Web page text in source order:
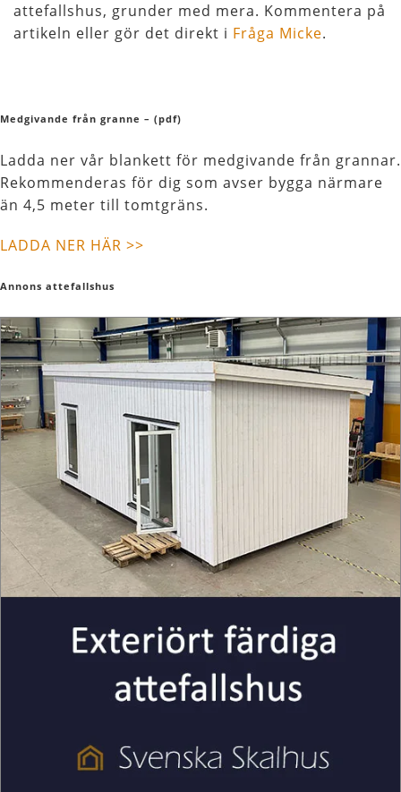
attefallshus, grunder med mera. Kommentera på
artikeln eller gör det direkt i Fråga Micke.
Medgivande från granne – (pdf)
Ladda ner vår blankett för medgivande från grannar.
Rekommenderas för dig som avser bygga närmare
än 4,5 meter till tomtgräns.
LADDA NER HÄR >>
Annons attefallshus